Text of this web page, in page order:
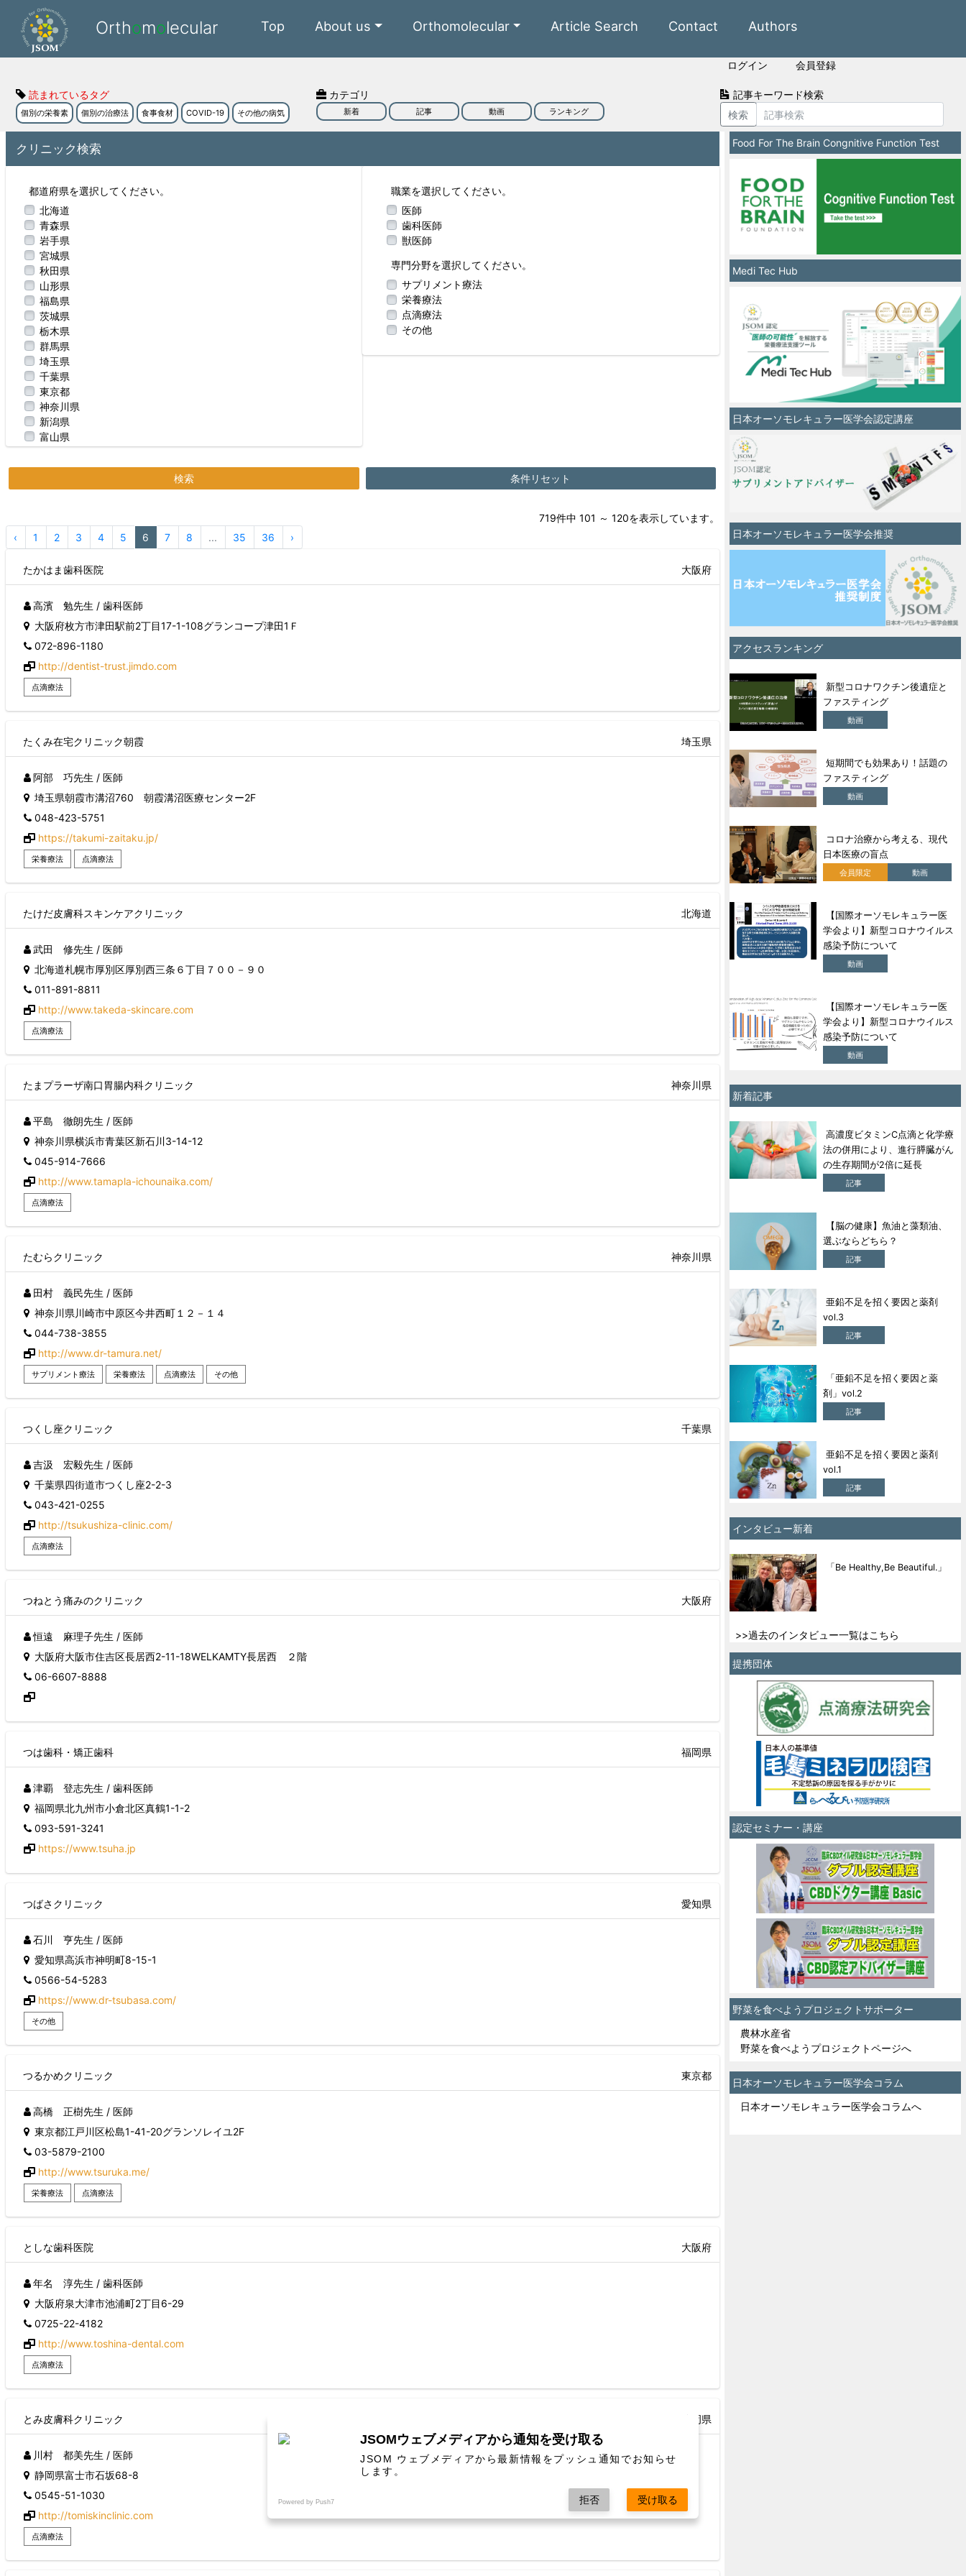
Orthomolecular Top About us Orthomolecular Article Search Contact Authors
ログイン 会員登録
読まれているタグ
個別の栄養素 個別の治療法 食事食材 COVID-19 その他の病気
カテゴリ
新着 記事 動画 ランキング
記事キーワード検索
検索
クリニック検索
都道府県を選択してください。
北海道
青森県
岩手県
宮城県
秋田県
山形県
福島県
茨城県
栃木県
群馬県
埼玉県
千葉県
東京都
神奈川県
新潟県
富山県
福井県
静岡県
愛知県
滋賀県
京都府
大阪府
奈良県
和歌山県
鳥取県
島根県
岡山県
広島県
徳島県
香川県
高知県
福岡県
佐賀県
熊本県
大分県
職業を選択してください。
医師
歯科医師
獣医師
専門分野を選択してください。
サプリメント療法
栄養療法
点滴療法
その他
検索 条件リセット
719件中 101 ～ 120を表示しています。
‹
1 2 3 4 5 6 7 8 ... 35 36 ›
たかはま歯科医院 大阪府
高濱 勉先生 / 歯科医師
大阪府枚方市津田駅前2丁目17-1-108グランコープ津田1Ｆ
072-896-1180
http://dentist-trust.jimdo.com
点滴療法
たくみ在宅クリニック朝霞 埼玉県
阿部 巧先生 / 医師
埼玉県朝霞市溝沼760 朝霞溝沼医療センター2F
048-423-5751
https://takumi-zaitaku.jp/
栄養療法 点滴療法
たけだ皮膚科スキンケアクリニック 北海道
武田 修先生 / 医師
北海道札幌市厚別区厚別西三条６丁目７００－９０
011-891-8811
http://www.takeda-skincare.com
点滴療法
たまプラーザ南口胃腸内科クリニック 神奈川県
平島 徹朗先生 / 医師
神奈川県横浜市青葉区新石川3-14-12
045-914-7666
http://www.tamapla-ichounaika.com/
点滴療法
たむらクリニック 神奈川県
田村 義民先生 / 医師
神奈川県川崎市中原区今井西町１２－１４
044-738-3855
http://www.dr-tamura.net/
サプリメント療法 栄養療法 点滴療法 その他
つくし座クリニック 千葉県
吉汲 宏毅先生 / 医師
千葉県四街道市つくし座2-2-3
043-421-0255
http://tsukushiza-clinic.com/
点滴療法
つねとう痛みのクリニック 大阪府
恒遠 麻理子先生 / 医師
大阪府大阪市住吉区長居西2-11-18WELKAMTY長居西 ２階
06-6607-8888
つは歯科・矯正歯科 福岡県
津覇 登志先生 / 歯科医師
福岡県北九州市小倉北区真鶴1-1-2
093-591-3241
https://www.tsuha.jp
つばさクリニック 愛知県
石川 亨先生 / 医師
愛知県高浜市神明町8-15-1
0566-54-5283
https://www.dr-tsubasa.com/
その他
つるかめクリニック 東京都
高橋 正樹先生 / 医師
東京都江戸川区松島1-41-20グランソレイユ2F
03-5879-2100
http://www.tsuruka.me/
栄養療法 点滴療法
としな歯科医院 大阪府
年名 淳先生 / 歯科医師
大阪府泉大津市池浦町2丁目6-29
0725-22-4182
http://www.toshina-dental.com
点滴療法
とみ皮膚科クリニック 静岡県
川村 都美先生 / 医師
静岡県富士市石坂68-8
0545-51-1030
http://tomiskinclinic.com
点滴療法
Food For The Brain Congnitive Function Test
Medi Tec Hub
日本オーソモレキュラー医学会認定講座
日本オーソモレキュラー医学会推奨
アクセスランキング
新型コロナワクチン後遺症と
ファスティング
動画
短期間でも効果あり！話題の
ファスティング
動画
コロナ治療から考える、現代
日本医療の盲点
会員限定 動画
【国際オーソモレキュラー医
学会より】新型コロナウイルス
感染予防について
動画
【国際オーソモレキュラー医
学会より】新型コロナウイルス
感染予防について
動画
新着記事
高濃度ビタミンC点滴と化学療
法の併用により、進行膵臓がん
の生存期間が2倍に延長
記事
【脳の健康】魚油と藻類油、
選ぶならどちら？
記事
亜鉛不足を招く要因と薬剤
vol.3
記事
「亜鉛不足を招く要因と薬
剤」vol.2
記事
亜鉛不足を招く要因と薬剤
vol.1
記事
インタビュー新着
「Be Healthy,Be Beautiful.」
>>過去のインタビュー一覧はこちら
提携団体
認定セミナー・講座
野菜を食べようプロジェクトサポーター
農林水産省
野菜を食べようプロジェクトページへ
日本オーソモレキュラー医学会コラム
日本オーソモレキュラー医学会コラムへ
JSOMウェブメディアから通知を受け取る
JSOM ウェブメディアから最新情報をプッシュ通知でお知らせ
します。
Powered by Push7 拒否 受け取る